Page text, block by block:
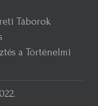
Táborok
a Történelmi